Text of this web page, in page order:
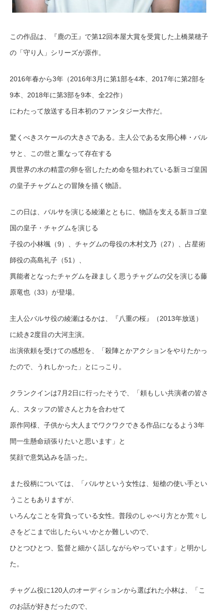
この作品は、『鹿の王』で第12回本屋大賞を受賞した上橋菜穂子
の「守り人」シリーズが原作。
2016年春から3年（2016年3月に第1部を4本、2017年に第2部を
9本、2018年に第3部を9本、全22作）
にわたって放送する日本初のファンタジー大作だ。
驚くべきスケールの大きさである。主人公である女用心棒・バル
サと、この世と重なって存在する
異世界の水の精霊の卵を宿したため命を狙われている新ヨゴ皇国
の皇子チャグムとの冒険を描く物語。
この日は、バルサを演じる綾瀬とともに、物語を支える新ヨゴ皇
国の皇子・チャグムを演じる
子役の小林颯（9）、チャグムの母役の木村文乃（27）、占星術
師役の高島礼子（51）、
異能者となったチャグムを疎ましく思うチャグムの父を演じる藤
原竜也（33）が登場。
主人公バルサ役の綾瀬はるかは、『八重の桜』（2013年放送）
に続き2度目の大河主演。
出演依頼を受けての感想を、「殺陣とかアクションをやりたかっ
たので、うれしかった」とにっこり。
クランクインは7月2日に行ったそうで、「頼もしい共演者の皆さ
ん、スタッフの皆さんと力を合わせて
原作同様、子供から大人までワクワクできる作品になるよう3年
間一生懸命頑張りたいと思います」と
笑顔で意気込みを語った。
また役柄については、「バルサという女性は、短槍の使い手とい
うこともありますが、
いろんなことを背負っている女性。普段のしゃべり方とか荒々し
さをどこまで出したらいいかとか難しいので、
ひとつひとつ、監督と細かく話しながらやっています」と明かし
た。
チャグム役に120人のオーディションから選ばれた小林は、「こ
のお話が好きだったので、